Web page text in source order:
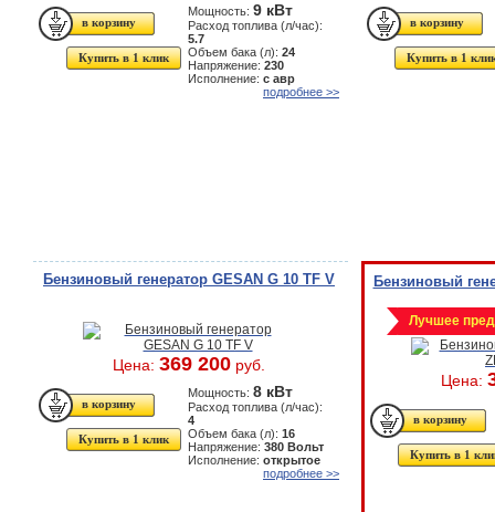
Купить в 1 клик
Мощность: 9 кВт
Расход топлива (л/час):
5.7
Объем бака (л): 24
Напряжение: 230
Исполнение: с авр
подробнее >>
Купить в 1
Бензиновый генератор GESAN G 10 TF V
Цена: 369 200 руб.
Купить в 1 клик
Мощность: 8 кВт
Расход топлива (л/час):
4
Объем бака (л): 16
Напряжение: 380 Вольт
Исполнение: открытое
подробнее >>
Бензиновый
Лучшее
Цена:
Купить в 1